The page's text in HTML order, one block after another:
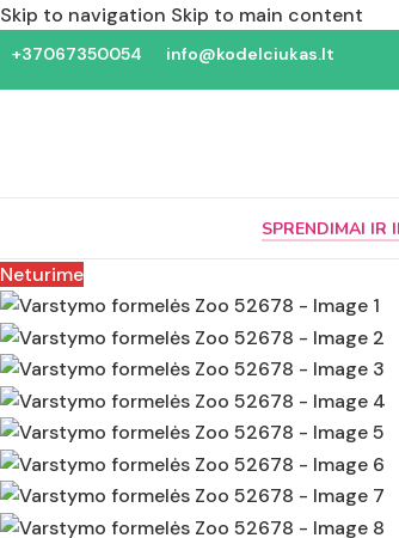
Skip to navigation Skip to main content
+37067350054 info@kodelciukas.lt
SPRENDIMAI IR
Neturime